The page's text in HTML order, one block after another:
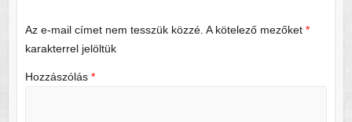
Az e-mail címet nem tesszük közzé. A kötelező mezőket *
karakterrel jelöltük
Hozzászólás *